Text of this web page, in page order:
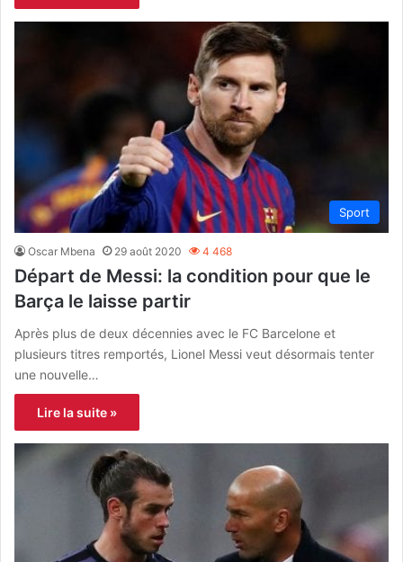
Sport
Oscar Mbena 29 août 2020 4 468
Départ de Messi: la condition pour que le
Barça le laisse partir
Après plus de deux décennies avec le FC Barcelone et
plusieurs titres remportés, Lionel Messi veut désormais tenter
une nouvelle…
Lire la suite »